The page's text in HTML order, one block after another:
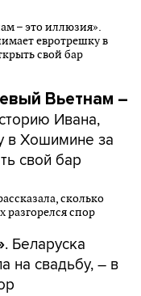
Вьетнам –
Ивана,
в Хошимине за
свой бар
. Беларуска
на свадьбу, – в